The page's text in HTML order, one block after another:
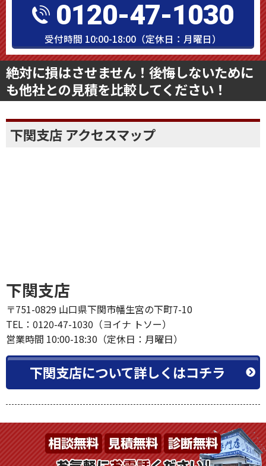
タップですぐにお電話できます
0120-47-1030
受付時間 10:00-18:00（定休日：月曜日）
も他社との見積を比較してください！
下関支店
TEL：0120-47-1030（ヨイナ トソー）
営業時間 10:00-18:30（定休日：月曜日）